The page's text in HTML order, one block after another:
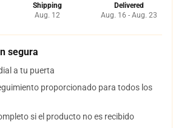
Shipping
Aug. 12
Delivered
Aug. 16 - Aug. 23
segura
a tu puerta
proporcionado para todos los
si el producto no es recibido